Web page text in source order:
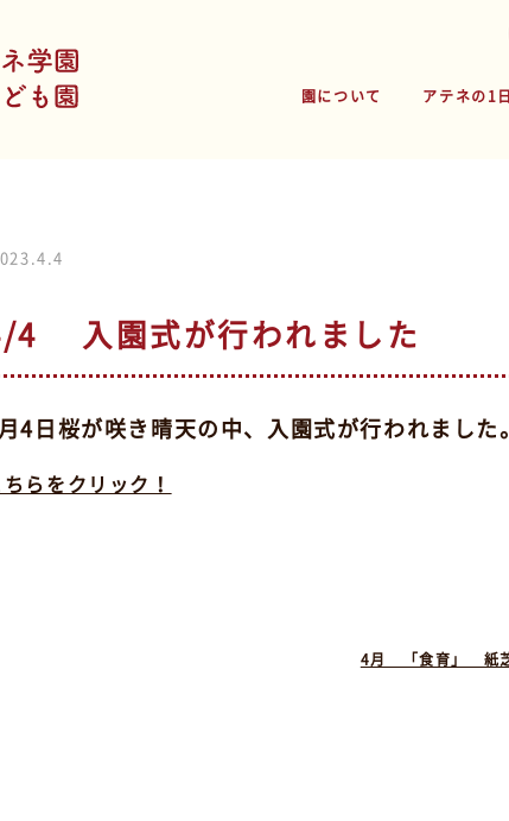
園について
アテネの1日
4 入園式が行われました
4日桜が咲き晴天の中、入園式が行われました。
ちらをクリック！
4月 「食育」 紙芝